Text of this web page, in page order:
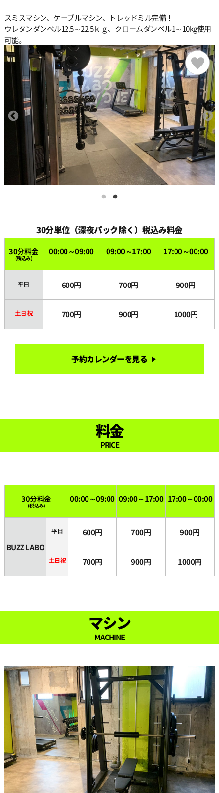
13:00
13:30
14:00
14:30
16:30
17:30
18:00
19:30
20:00
21:30
22:00
23:30
24:00
24:30
25:00
25:30
スミスマシン、ケーブルマシン、トレッドミル完備！
ウレタンダンベル12.5～22.5ｋｇ、クロームダンベル1～10kg使用
可能。
30分単位（深夜パック除く）税込み料金
30分料金
(税込み)
00:00～09:00 09:00～17:00 17:00～00:00
平日 600円 700円 900円
土日祝 700円 900円 1000円
予約カレンダーを見る
料金
PRICE
30分料金
(税込み)
00:00～09:00 09:00～17:00 17:00～00:00
BUZZ LABO
平日 600円 700円 900円
土日祝 700円 900円 1000円
マシン
MACHINE